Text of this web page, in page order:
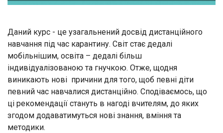
Даний курс - це узагальнений досвід дистанційного
навчання під час карантину. Світ стає дедалі
мобільнішим, освіта – дедалі більш
індивідуалізованою та гнучкою. Отже, щодня
виникають нові причини для того, щоб певні діти
певний час навчалися дистанційно. Сподіваємось, що
ці рекомендації стануть в нагоді вчителям, до яких
згодом додаватимуться нові знання, вміння та
методики.